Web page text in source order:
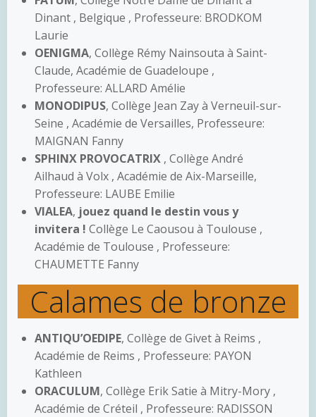
Dinant , Belgique , Professeure: BRODKOM
Laurie
OENIGMA, Collège Rémy Nainsouta à Saint-
Claude, Académie de Guadeloupe ,
Professeure: ALLARD Amélie
MONODIPUS, Collège Jean Zay à Verneuil-sur-
Seine , Académie de Versailles, Professeure:
MAIGNAN Fanny
SPHINX PROVOCATRIX , Collège André
Ailhaud à Volx , Académie de Aix-Marseille,
Professeure: LAUBE Emilie
VIALEA, jouez quand le destin vous y
invitera ! Collège Le Caousou à Toulouse ,
Académie de Toulouse , Professeure:
CHAUMETTE Fanny
Calames de bronze
ANTIQU’OEDIPE, Collège de Givet à Reims ,
Académie de Reims , Professeure: PAYON
Kathleen
ORACULUM, Collège Erik Satie à Mitry-Mory ,
Académie de Créteil , Professeure: RADISSON